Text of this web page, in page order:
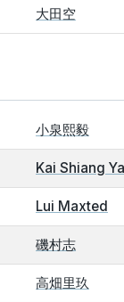
大田空
小泉熙毅
Kai Shiang
Lui Maxted
磯村志
高畑里玖